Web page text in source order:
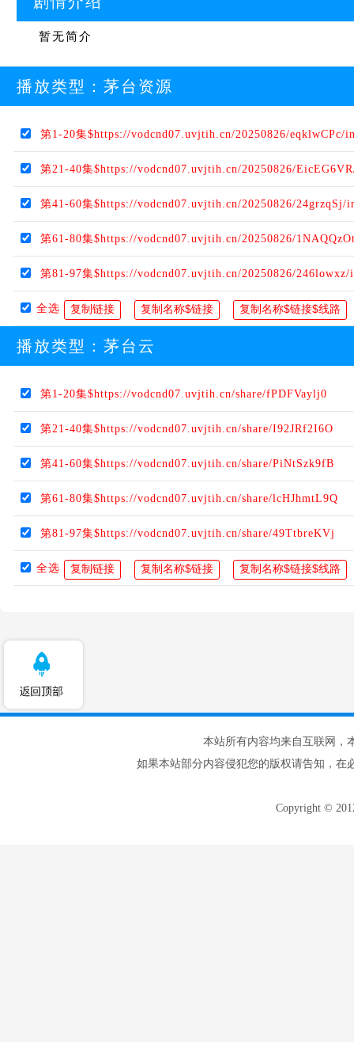
暂无简介
播放类型： 茅台资源
第1-20集$https://vodcnd07.uvjtih.cn/20250826/eqklwCPc/
第21-40集$https://vodcnd07.uvjtih.cn/20250826/
第41-60集$https://vodcnd07.uvjtih.cn/20250826/24grzqSj/
第61-80集$https://vodcnd07.uvjtih.cn/20250826/
第81-97集$https://vodcnd07.uvjtih.cn/20250826/246lowxz/
全选
播放类型： 茅台云
第1-20集$https://vodcnd07.uvjtih.cn/share/fPDFVaylj0
第21-40集$https://vodcnd07.uvjtih.cn/share/I92JRf2I6O
第41-60集$https://vodcnd07.uvjtih.cn/share/PiNtSzk9fB
第61-80集$https://vodcnd07.uvjtih.cn/share/lcHJhmtL9Q
第81-97集$https://vodcnd07.uvjtih.cn/share/49TtbreKVj
全选
本站所有内容均来自互联网，
如果本站部分内容侵犯您的版权请告知，在
Copyright ©